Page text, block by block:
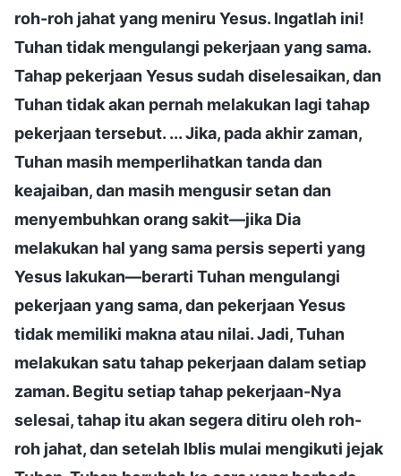
roh-roh jahat yang meniru Yesus. Ingatlah ini!
Tuhan tidak mengulangi pekerjaan yang sama.
Tahap pekerjaan Yesus sudah diselesaikan, dan
Tuhan tidak akan pernah melakukan lagi tahap
pekerjaan tersebut. ... Jika, pada akhir zaman,
Tuhan masih memperlihatkan tanda dan
keajaiban, dan masih mengusir setan dan
menyembuhkan orang sakit—jika Dia
melakukan hal yang sama persis seperti yang
Yesus lakukan—berarti Tuhan mengulangi
pekerjaan yang sama, dan pekerjaan Yesus
tidak memiliki makna atau nilai. Jadi, Tuhan
melakukan satu tahap pekerjaan dalam setiap
zaman. Begitu setiap tahap pekerjaan-Nya
selesai, tahap itu akan segera ditiru oleh roh-
roh jahat, dan setelah Iblis mulai mengikuti jejak